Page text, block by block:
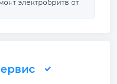
электробритв от